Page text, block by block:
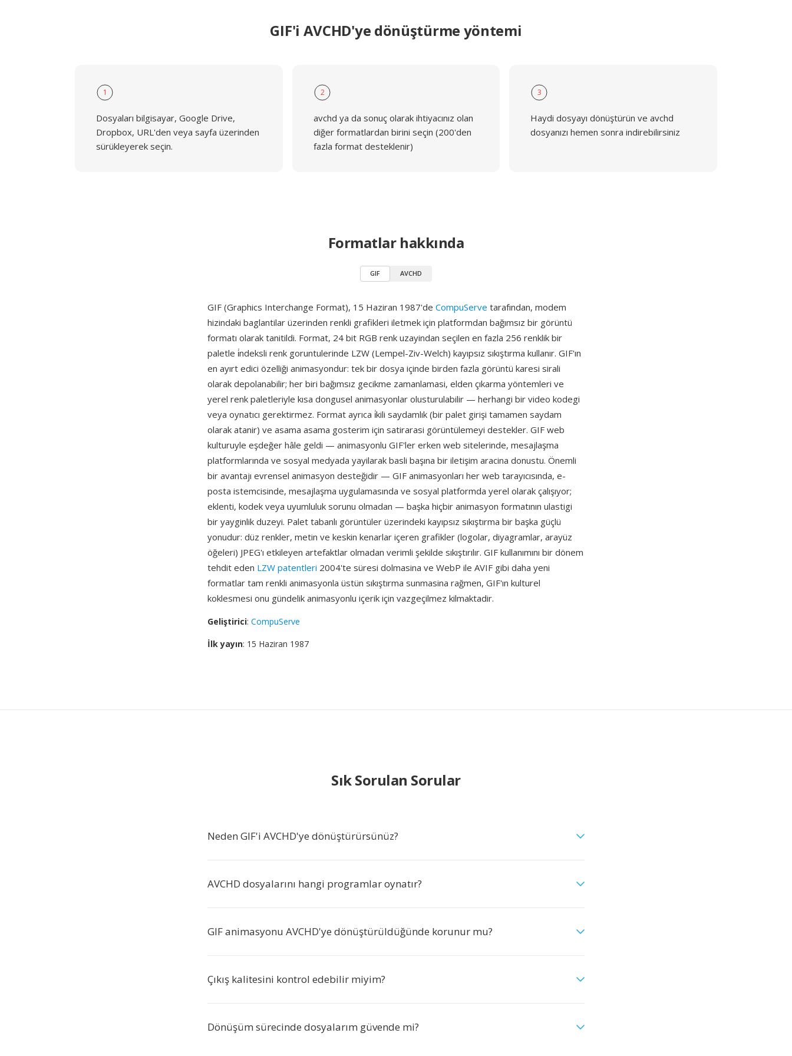
GIF'i AVCHD'ye dönüştürme yöntemi
1
Dosyaları bilgisayar, Google Drive,
Dropbox, URL'den veya sayfa üzerinden
sürükleyerek seçin.
2
avchd ya da sonuç olarak ihtiyacınız olan
diğer formatlardan birini seçin (200'den
fazla format desteklenir)
3
Haydi dosyayı dönüştürün ve avchd
dosyanızı hemen sonra indirebilirsiniz
Formatlar hakkında
GIF AVCHD
GIF (Graphics Interchange Format), 15 Haziran 1987'de CompuServe tarafından, modem
hizindaki baglantilar üzerinden renkli grafikleri iletmek için platformdan bağımsız bir görüntü
formatı olarak tanitildi. Format, 24 bit RGB renk uzayindan seçilen en fazla 256 renklik bir
paletle i̇ndeksli renk goruntulerinde LZW (Lempel-Ziv-Welch) kayıpsız sıkıştırma kullanır. GIF'ın
en ayırt edici özelliği animasyondur: tek bir dosya içinde birden fazla görüntü karesi sirali
olarak depolanabilir; her biri bağımsız gecikme zamanlamasi, elden çıkarma yöntemleri ve
yerel renk paletleriyle kısa dongusel animasyonlar olusturulabilir — herhangi bir video kodegi
veya oynatıcı gerektirmez. Format ayrıca i̇kili saydamlık (bir palet girişi tamamen saydam
olarak atanir) ve asama asama gosterim için satirarasi görüntülemeyi destekler. GIF web
kulturuyle eşdeğer hâle geldi — animasyonlu GIF'ler erken web sitelerinde, mesajlaşma
platformlarında ve sosyal medyada yayilarak basli başına bir iletişim aracina donustu. Önemli
bir avantajı evrensel animasyon desteğidir — GIF animasyonları her web tarayıcısında, e-
posta istemcisinde, mesajlaşma uygulamasında ve sosyal platformda yerel olarak çalışıyor;
eklenti, kodek veya uyumluluk sorunu olmadan — başka hiçbir animasyon formatının ulastigi
bir yayginlik duzeyi. Palet tabanlı görüntüler üzerindeki kayıpsız sıkıştırma bir başka güçlü
yonudur: düz renkler, metin ve keskin kenarlar içeren grafikler (logolar, diyagramlar, arayüz
öğeleri) JPEG'ı etkileyen artefaktlar olmadan verimli şekilde sıkıştırılır. GIF kullanımını bir dönem
tehdit eden LZW patentleri 2004'te süresi dolmasina ve WebP ile AVIF gibi daha yeni
formatlar tam renkli animasyonla üstün sıkıştırma sunmasina rağmen, GIF'ın kulturel
koklesmesi onu gündelik animasyonlu içerik için vazgeçilmez kilmaktadir.
Geliştirici: CompuServe
İlk yayın: 15 Haziran 1987
Sık Sorulan Sorular
Neden GIF'i AVCHD'ye dönüştürürsünüz?
AVCHD dosyalarını hangi programlar oynatır?
GIF animasyonu AVCHD'ye dönüştürüldüğünde korunur mu?
Çıkış kalitesini kontrol edebilir miyim?
Dönüşüm sürecinde dosyalarım güvende mi?